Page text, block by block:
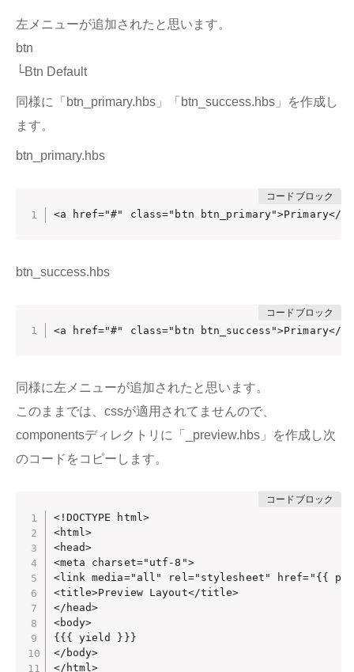
左メニューが追加されたと思います。
btn
└Btn Default
同様に「btn_primary.hbs」「btn_success.hbs」を作成し
ます。
btn_primary.hbs
<a href="#" class="btn btn_primary">Primary</a>
btn_success.hbs
<a href="#" class="btn btn_success">Primary</a>
同様に左メニューが追加されたと思います。
このままでは、cssが適用されてませんので、
componentsディレクトリに「_preview.hbs」を作成し次
のコードをコピーします。
<!DOCTYPE html>
<html>
<head>
<meta charset="utf-8">
<link media="all" rel="stylesheet" href="{{
<title>Preview Layout</title>
</head>
<body>
{{{ yield }}}
</body>
</html>